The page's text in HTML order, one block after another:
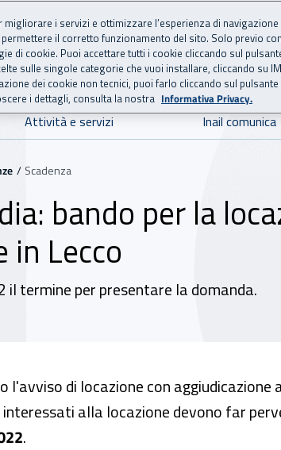
Nazionale per
Attività e servizi Inail comunica
Scadenza
bando per la
Lecco
il termine per presentare la domanda.
l'avviso di locazione con
alla locazione devono far
.
i servizi e ottimizzare l’esperienza di navigazione
il corretto funzionamento del sito. Solo previo
di cookie. Puoi accettare tutti i cookie cliccando sul pulsante
sulle singole categorie che vuoi installare, cliccando su
dei cookie non tecnici, puoi farlo cliccando sul pulsante
i dettagli, consulta la nostra Informativa Privacy.